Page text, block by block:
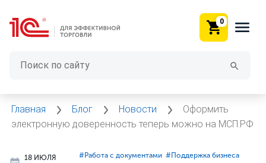
0
Главная Блог Новости
Оформить
электронную доверенность теперь можно на МСП.РФ
18 ИЮЛЯ
#⁣Работа с документами #⁣Поддержка бизнеса